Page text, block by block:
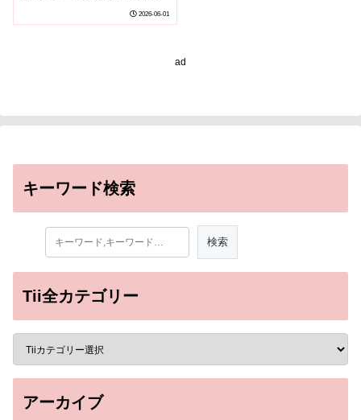
DNAに生合成遺伝子群が
集積－
2026-06-01
ad
キーワード検索
Tii全カテゴリー
アーカイブ